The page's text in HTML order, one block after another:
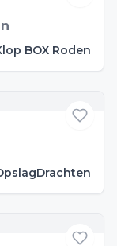
BOX Roden